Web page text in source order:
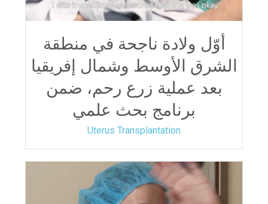
أوّل ولادة ناجحة في منطقة
الشرق الأوسط وشمال إفريقيا
بعد عملية زرع رحم، ضمن
برنامج بحث علمي
Uterus Transplantation